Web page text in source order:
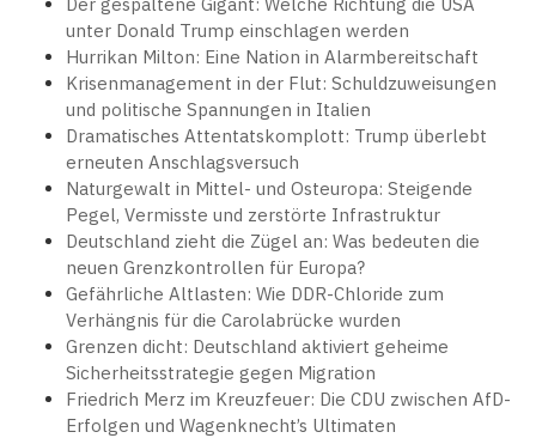
unter Donald Trump einschlagen werden
Hurrikan Milton: Eine Nation in Alarmbereitschaft
Krisenmanagement in der Flut: Schuldzuweisungen
und politische Spannungen in Italien
Dramatisches Attentatskomplott: Trump überlebt
erneuten Anschlagsversuch
Naturgewalt in Mittel- und Osteuropa: Steigende
Pegel, Vermisste und zerstörte Infrastruktur
Deutschland zieht die Zügel an: Was bedeuten die
neuen Grenzkontrollen für Europa?
Gefährliche Altlasten: Wie DDR-Chloride zum
Verhängnis für die Carolabrücke wurden
Grenzen dicht: Deutschland aktiviert geheime
Sicherheitsstrategie gegen Migration
Friedrich Merz im Kreuzfeuer: Die CDU zwischen AfD-
Erfolgen und Wagenknecht’s Ultimaten